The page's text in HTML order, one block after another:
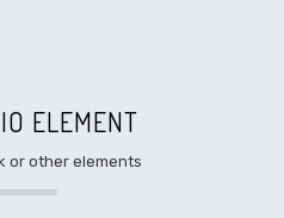
ELEMENT
or other elements